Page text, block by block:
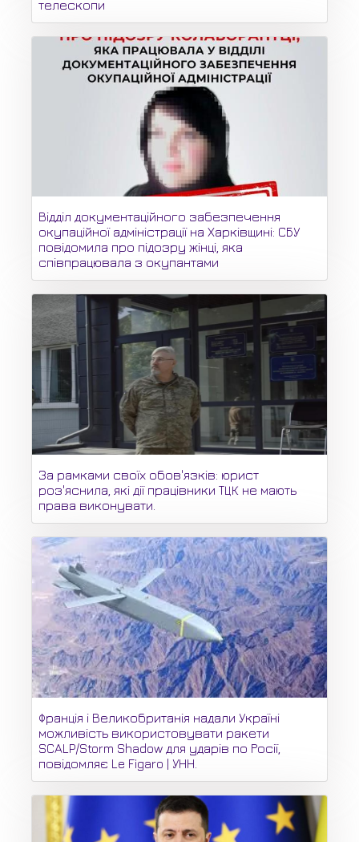
телескопи
Відділ документаційного забезпечення
окупаційної адміністрації на Харківщині: СБУ
повідомила про підозру жінці, яка
співпрацювала з окупантами
За рамками своїх обов'язків: юрист
роз'яснила, які дії працівники ТЦК не мають
права виконувати.
Франція і Великобританія надали Україні
можливість використовувати ракети
SCALP/Storm Shadow для ударів по Росії,
повідомляє Le Figaro | УНН.